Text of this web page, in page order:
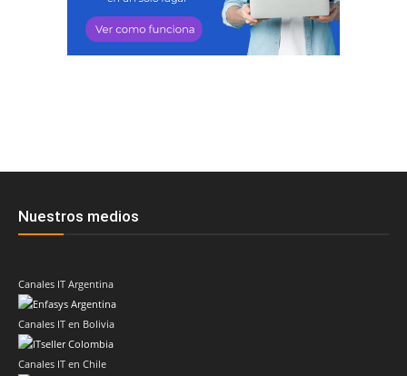
Nuestros medios
Canales IT Argentina
Canales IT en Bolivia
Canales IT en Chile